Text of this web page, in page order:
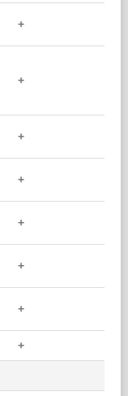
+
+
+
+
+
+
+
+